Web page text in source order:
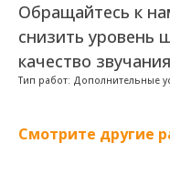
Обращайтесь к
снизить уровень
качество
Тип работ: Дополнительные
Смотрите другие